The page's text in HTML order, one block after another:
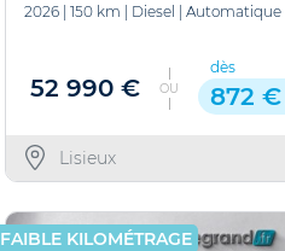
2026 | 150 km | Diesel | Automatique
52 990 € OU
dès
872 €
Lisieux
FAIBLE KILOMÉTRAGE